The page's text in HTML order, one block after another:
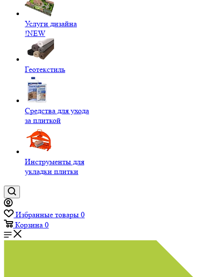
Услуги дизайна
!NEW
Геотекстиль
Средства для ухода
за плиткой
Инструменты для
укладки плитки
Избранные товары 0
Корзина 0